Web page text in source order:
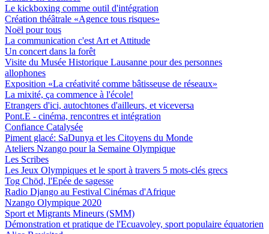
Le kickboxing comme outil d'intégration
Création théâtrale «Agence tous risques»
Noël pour tous
La communication c'est Art et Attitude
Un concert dans la forêt
Visite du Musée Historique Lausanne pour des personnes
allophones
Exposition «La créativité comme bâtisseuse de réseaux»
La mixité, ça commence à l'école!
Etrangers d'ici, autochtones d'ailleurs, et viceversa
Pont.E - cinéma, rencontres et intégration
Confiance Catalysée
Piment glacé: SaDunya et les Citoyens du Monde
Ateliers Nzango pour la Semaine Olympique
Les Scribes
Les Jeux Olympiques et le sport à travers 5 mots-clés grecs
Tog Chöd, l'Epée de sagesse
Radio Django au Festival Cinémas d'Afrique
Nzango Olympique 2020
Sport et Migrants Mineurs (SMM)
Démonstration et pratique de l'Ecuavoley, sport populaire équatorien